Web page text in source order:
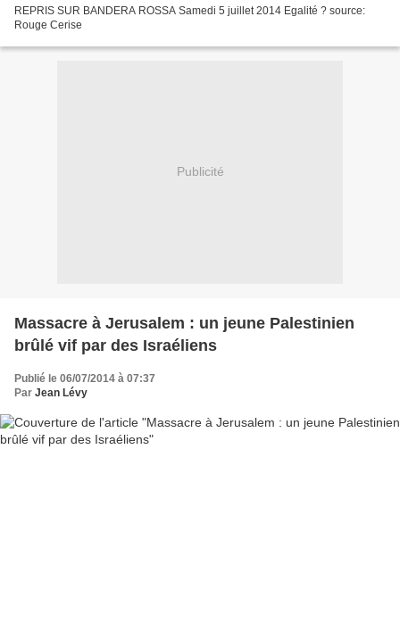
REPRIS SUR BANDERA ROSSA Samedi 5 juillet 2014 Egalité ? source:
Rouge Cerise
Publicité
Massacre à Jerusalem : un jeune Palestinien
brûlé vif par des Israéliens
Publié le 06/07/2014 à 07:37
Par Jean Lévy